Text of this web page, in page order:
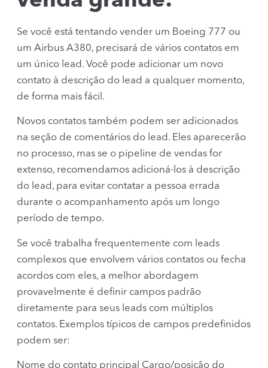
Se você está tentando vender um Boeing 777 ou
um Airbus A380, precisará de vários contatos em
um único lead. Você pode adicionar um novo
contato à descrição do lead a qualquer momento,
de forma mais fácil.
Novos contatos também podem ser adicionados
na seção de comentários do lead. Eles aparecerão
no processo, mas se o pipeline de vendas for
extenso, recomendamos adicioná-los à descrição
do lead, para evitar contatar a pessoa errada
durante o acompanhamento após um longo
período de tempo.
Se você trabalha frequentemente com leads
complexos que envolvem vários contatos ou fecha
acordos com eles, a melhor abordagem
provavelmente é definir campos padrão
diretamente para seus leads com múltiplos
contatos. Exemplos típicos de campos predefinidos
podem ser:
Nome do contato principal Cargo/posição do